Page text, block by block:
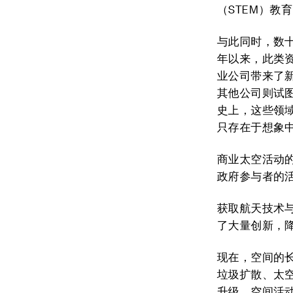
（STEM）教
与此同时，数
年以来，此类
业公司带来了
其他公司则试
史上，这些领
只存在于想象
商业太空活动
政府参与者的
获取航天技术
了大量创新，
现在，空间的
垃圾扩散、太